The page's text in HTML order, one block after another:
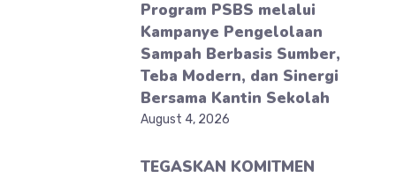
Program PSBS melalui
Kampanye Pengelolaan
Sampah Berbasis Sumber,
Teba Modern, dan Sinergi
Bersama Kantin Sekolah
August 4, 2026
TEGASKAN KOMITMEN